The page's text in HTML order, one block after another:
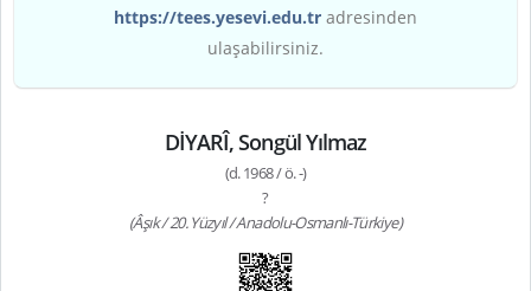
https://tees.yesevi.edu.tr adresinden
ulaşabilirsiniz.
DİYARÎ, Songül Yılmaz
(d. 1968 / ö. -)
?
(Âşık / 20. Yüzyıl / Anadolu-Osmanlı-Türkiye)